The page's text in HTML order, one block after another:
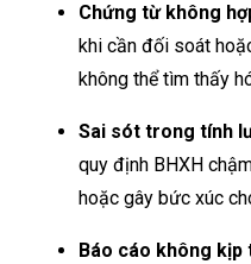
Chứng từ không
khi cần đối soát
không thể tìm thấy
Sai sót trong tính
quy định BHXH
hoặc gây bức xúc
Báo cáo không kịp